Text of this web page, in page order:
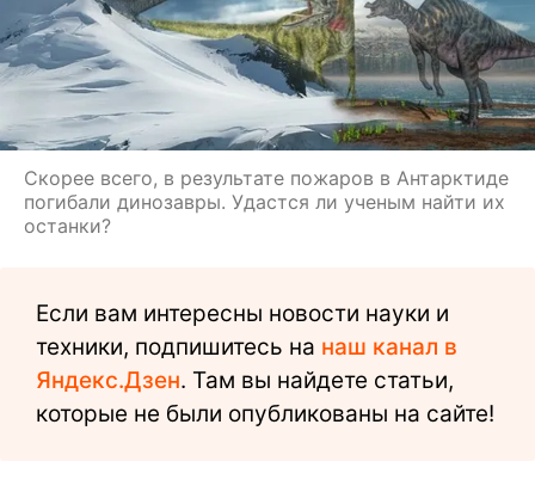
Скорее всего, в результате пожаров в Антарктиде
погибали динозавры. Удастся ли ученым найти их
останки?
Если вам интересны новости науки и
техники, подпишитесь на наш канал в
Яндекс.Дзен. Там вы найдете статьи,
которые не были опубликованы на сайте!